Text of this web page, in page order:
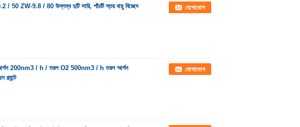
/ 50 ZW-9.8 / 80 উল্লম্ব দুটি সারি, পাঁচটি স্তর বায়ু বিচ্ছেদ
যোগাযোগ
200nm3 / h / তরল O2 500nm3 / h তরল আর্গন
যোগাযোগ